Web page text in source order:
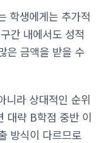
학생에게는 추가적
간 내에서도 성적
은 금액을 받을 수
니라 상대적인 순위
대략 B학점 중반 이
방식이 다르므로